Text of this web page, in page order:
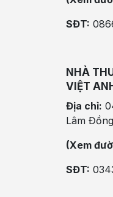
SĐT:
NHÀ
VIỆT
Địa chỉ:
Lâm
(Xem
SĐT: